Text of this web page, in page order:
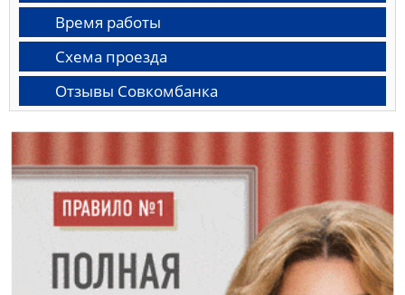
Время работы
Схема проезда
Отзывы Совкомбанка